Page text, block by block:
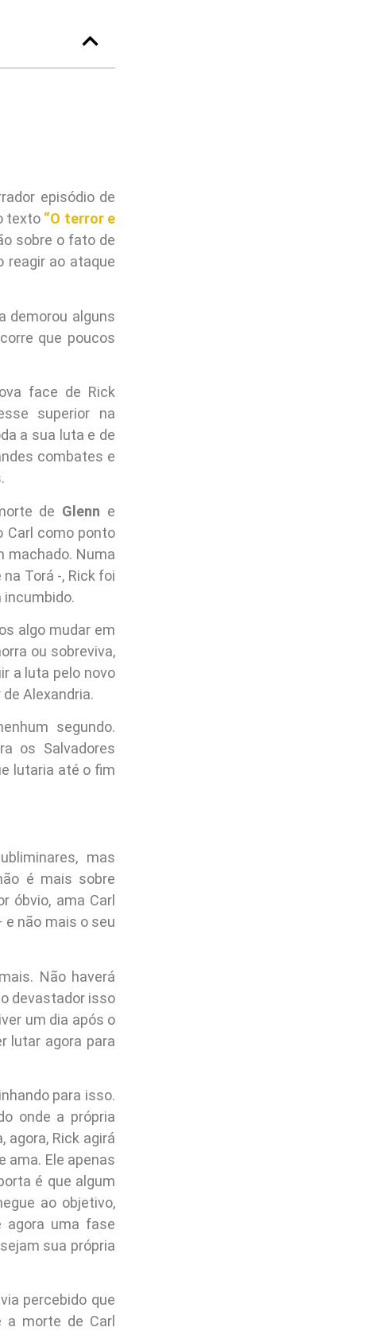
episódio de
texto “O terror e
sobre o fato de
reagir ao ataque
demorou alguns
que poucos
face de Rick
superior na
a sua luta e de
combates e
de Glenn e
Carl como ponto
machado. Numa
Torá -, Rick foi
incumbido.
algo mudar em
ou sobreviva,
a luta pelo novo
Alexandria.
segundo.
os Salvadores
lutaria até o fim
mas
é mais sobre
óbvio, ama Carl
não mais o seu
Não haverá
devastador isso
um dia após o
lutar agora para
para isso.
onde a própria
agora, Rick agirá
ama. Ele apenas
é que algum
ao objetivo,
agora uma fase
sua própria
percebido que
a morte de Carl